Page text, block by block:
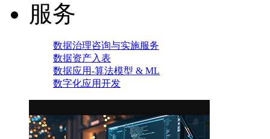
服务
数据治理咨询与实施服务
数据资产入表
数据应用-算法模型 & ML
数字化应用开发